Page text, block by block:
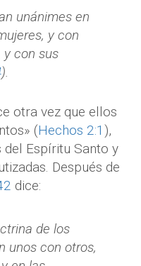
unánimes en
y con
y con sus
).
otra vez que ellos
(Hechos 2:1 ),
Espíritu Santo y
Después de
dice:
de los
unos con otros,